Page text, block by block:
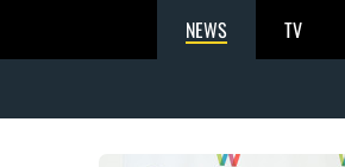
NEWS TV